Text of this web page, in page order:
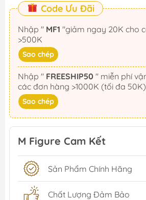
Code Ưu Đãi
Nhập " MF1
>500K
Sao chép
Nhập " FREESHIP50
các đơn hàng >1000K (tối đa 50K)
Sao chép
M Figure Cam Kết
Sản Phẩm Chính Hãng
Chất Lượng Đảm Bảo